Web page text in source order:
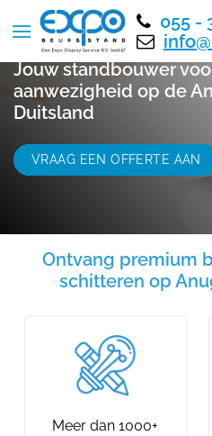
055 -
Jouw standbouwer
aanwezigheid op de
Duitsland
VRAAG EEN OFFERTE AAN
Ontvang premium
schitteren op
Meer dan 1000+